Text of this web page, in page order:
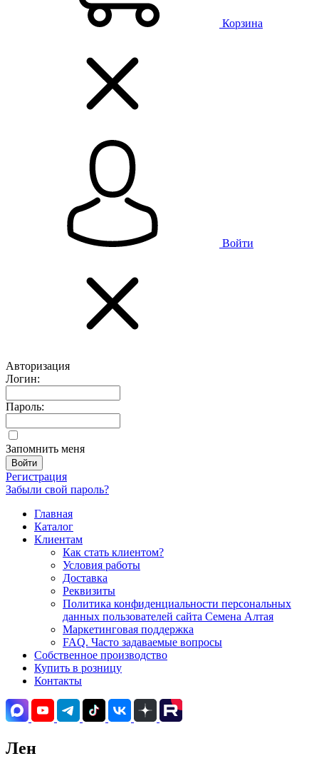
Корзина
Войти
Авторизация
Логин:
Пароль:
Запомнить меня
Регистрация
Забыли свой пароль?
Главная
Каталог
Клиентам
Как стать клиентом?
Условия работы
Доставка
Реквизиты
Политика конфиденциальности персональных
данных пользователей сайта Семена Алтая
Маркетинговая поддержка
FAQ. Часто задаваемые вопросы
Собственное производство
Купить в розницу
Контакты
Лен